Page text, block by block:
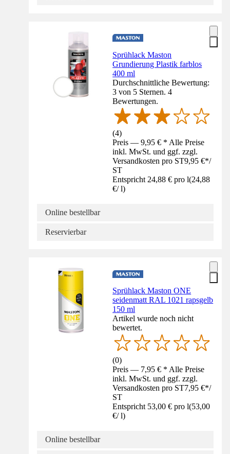
Sprühlack Maston
Grundierung Plastik farblos
400 ml
Durchschnittliche Bewertung:
3 von 5 Sternen. 4
Bewertungen.
(4)
Preis — 9,95 € * Alle Preise
inkl. MwSt. und ggf. zzgl.
Versandkosten pro ST9,95 €*/
ST
Entspricht 24,88 € pro l(24,88
€/ l)
Online bestellbar
Reservierbar
Sprühlack Maston ONE
seidenmatt RAL 1021 rapsgelb
150 ml
Artikel wurde noch nicht
bewertet.
(0)
Preis — 7,95 € * Alle Preise
inkl. MwSt. und ggf. zzgl.
Versandkosten pro ST7,95 €*/
ST
Entspricht 53,00 € pro l(53,00
€/ l)
Online bestellbar